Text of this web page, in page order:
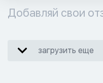
Добавляй свои
загрузить еще